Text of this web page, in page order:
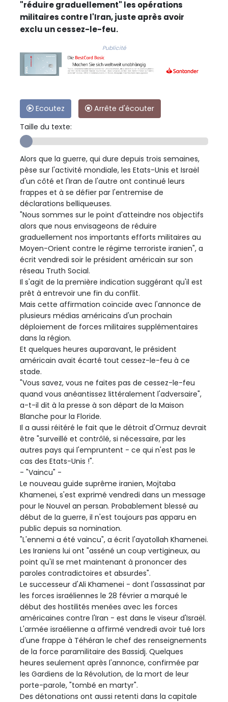
"réduire graduellement" les opérations
militaires contre l'Iran, juste après avoir
exclu un cessez-le-feu.
Publicité
Ecoutez
Arrête d'écouter
Taille du texte:
Alors que la guerre, qui dure depuis trois semaines,
pèse sur l'activité mondiale, les Etats-Unis et Israël
d'un côté et l'Iran de l'autre ont continué leurs
frappes et à se défier par l'entremise de
déclarations belliqueuses.
"Nous sommes sur le point d'atteindre nos objectifs
alors que nous envisageons de réduire
graduellement nos importants efforts militaires au
Moyen-Orient contre le régime terroriste iranien", a
écrit vendredi soir le président américain sur son
réseau Truth Social.
Il s'agit de la première indication suggérant qu'il est
prêt à entrevoir une fin du conflit.
Mais cette affirmation coïncide avec l'annonce de
plusieurs médias américains d'un prochain
déploiement de forces militaires supplémentaires
dans la région.
Et quelques heures auparavant, le président
américain avait écarté tout cessez-le-feu à ce
stade.
"Vous savez, vous ne faites pas de cessez-le-feu
quand vous anéantissez littéralement l'adversaire",
a-t-il dit à la presse à son départ de la Maison
Blanche pour la Floride.
Il a aussi réitéré le fait que le détroit d'Ormuz devrait
être "surveillé et contrôlé, si nécessaire, par les
autres pays qui l'empruntent - ce qui n'est pas le
cas des Etats-Unis !".
- "Vaincu" -
Le nouveau guide suprême iranien, Mojtaba
Khamenei, s'est exprimé vendredi dans un message
pour le Nouvel an persan. Probablement blessé au
début de la guerre, il n'est toujours pas apparu en
public depuis sa nomination.
"L'ennemi a été vaincu", a écrit l'ayatollah Khamenei.
Les Iraniens lui ont "asséné un coup vertigineux, au
point qu'il se met maintenant à prononcer des
paroles contradictoires et absurdes".
Le successeur d'Ali Khamenei - dont l'assassinat par
les forces israéliennes le 28 février a marqué le
début des hostilités menées avec les forces
américaines contre l'Iran - est dans le viseur d'Israël.
L'armée israélienne a affirmé vendredi avoir tué lors
d'une frappe à Téhéran le chef des renseignements
de la force paramilitaire des Bassidj. Quelques
heures seulement après l'annonce, confirmée par
les Gardiens de la Révolution, de la mort de leur
porte-parole, "tombé en martyr".
Des détonations ont aussi retenti dans la capitale